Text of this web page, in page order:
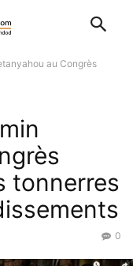
au Congrès
tonnerres
0